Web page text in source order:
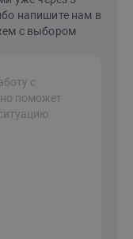
жизненных
напишите нам в
с выбором